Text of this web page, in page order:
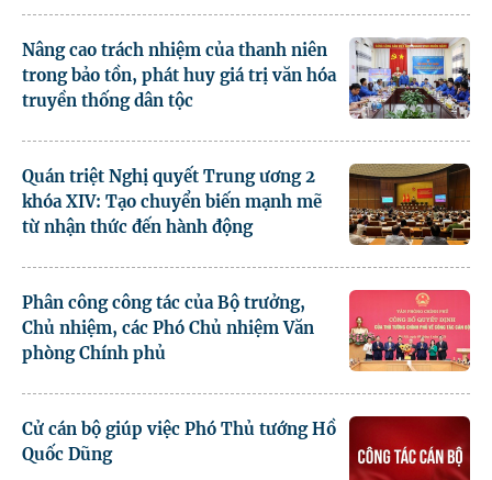
Nâng cao trách nhiệm của thanh niên
trong bảo tồn, phát huy giá trị văn hóa
truyền thống dân tộc
Quán triệt Nghị quyết Trung ương 2
khóa XIV: Tạo chuyển biến mạnh mẽ
từ nhận thức đến hành động
Phân công công tác của Bộ trưởng,
Chủ nhiệm, các Phó Chủ nhiệm Văn
phòng Chính phủ
Cử cán bộ giúp việc Phó Thủ tướng Hồ
Quốc Dũng